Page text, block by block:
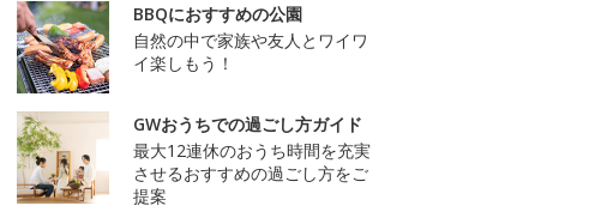
BBQにおすすめの公園
自然の中で家族や友人とワイワ
イ楽しもう！
GWおうちでの過ごし方ガイド
最大12連休のおうち時間を充実
させるおすすめの過ごし方をご
提案